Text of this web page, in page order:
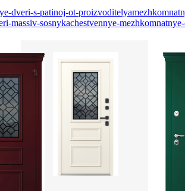
dveri-s-patinoj-ot-proizvoditelya
massiv-sosnykachestvennye-